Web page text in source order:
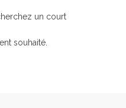
un court
souhaité.